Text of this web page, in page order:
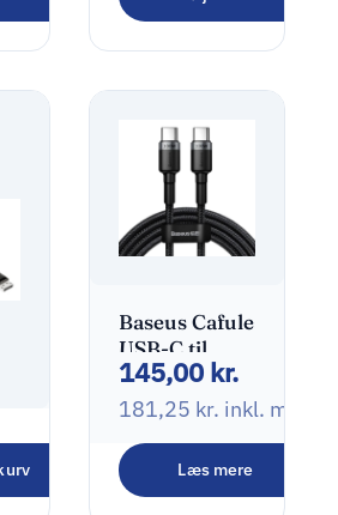
Baseus Cafule
USB-C til
USB-C kabel
100W 2m
grå/sort
145,00 kr.
181,25 kr. inkl. moms
Læs mere